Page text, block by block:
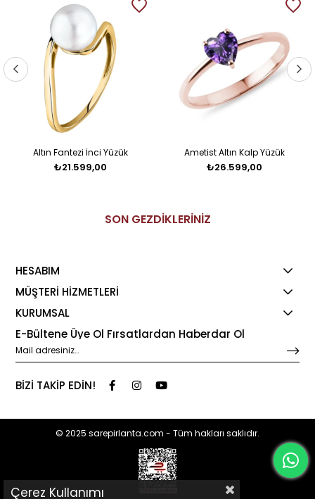
Altın Fantezi İnci Yüzük
₺21.599,00
Ametist Altın Kalp Yüzük
₺26.599,00
SON GEZDİKLERİNİZ
HESABIM
MÜŞTERİ HİZMETLERİ
KURUMSAL
E-Bültene Üye Ol Fırsatlardan Haberdar Ol
BİZİ TAKİP EDİN!
© 2025 sarepirlanta.com - Tüm hakları saklıdır.
Çerez Kullanımı